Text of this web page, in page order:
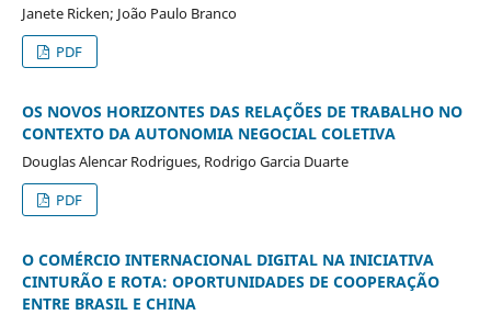
Janete Ricken; João Paulo Branco
PDF
OS NOVOS HORIZONTES DAS RELAÇÕES DE TRABALHO NO
CONTEXTO DA AUTONOMIA NEGOCIAL COLETIVA
Douglas Alencar Rodrigues, Rodrigo Garcia Duarte
PDF
O COMÉRCIO INTERNACIONAL DIGITAL NA INICIATIVA
CINTURÃO E ROTA: OPORTUNIDADES DE COOPERAÇÃO
ENTRE BRASIL E CHINA